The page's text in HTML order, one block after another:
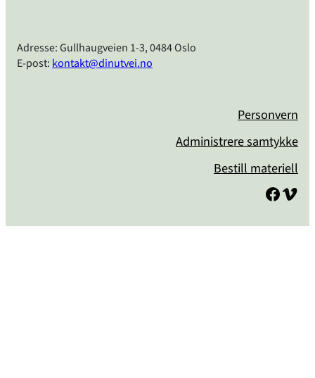
Adresse: Gullhaugveien 1-3, 0484 Oslo
E-post: kontakt@dinutvei.no
Personvern
Administrere samtykke
Bestill materiell
Facebook Vimeo